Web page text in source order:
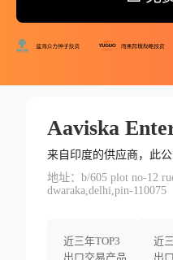
Aaviska
来自印度的供应商，此
地址：b/605 plot no-12
dwaraka,delhi,pin-110075
近三年TOP3
出口交易产品
近
出